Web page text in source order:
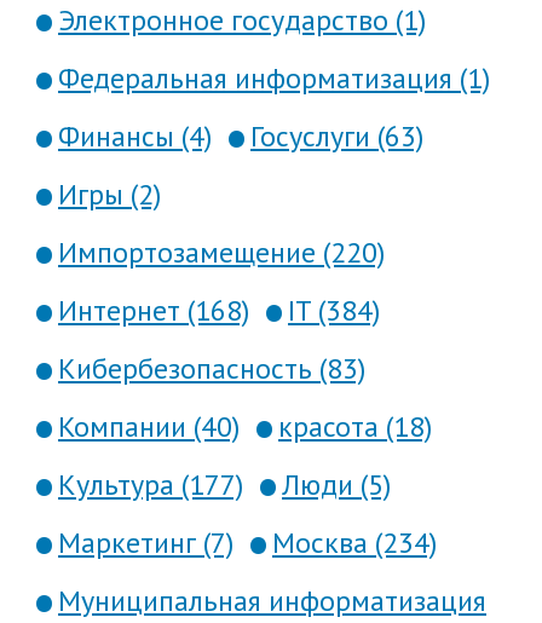
Электронное государство (1)
Федеральная информатизация (1)
Финансы (4)
Госуслуги (63)
Игры (2)
Импортозамещение (220)
Интернет (168)
IT (384)
Кибербезопасность (83)
Компании (40)
красота (18)
Культура (177)
Люди (5)
Маркетинг (7)
Москва (234)
Муниципальная информатизация